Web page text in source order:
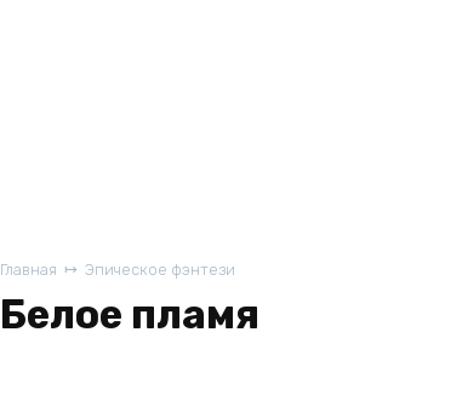
Главная Эпическое фэнтези
Белое пламя